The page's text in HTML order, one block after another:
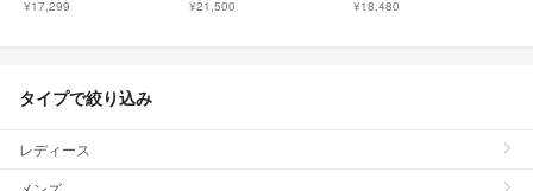
¥17,299 ¥21,500 ¥18,480
タイプで絞り込み
レディース